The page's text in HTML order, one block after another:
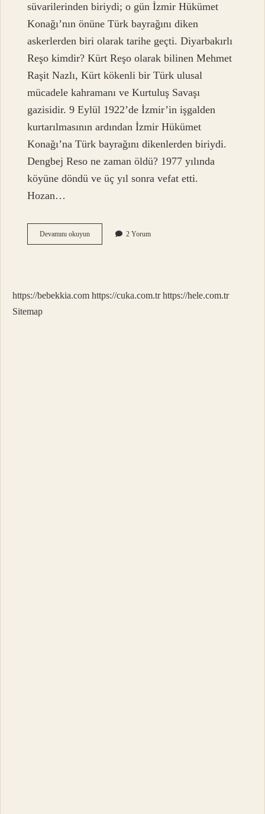
süvarilerinden biriydi; o gün İzmir Hükümet
Konağı’nın önüne Türk bayrağını diken
askerlerden biri olarak tarihe geçti. Diyarbakırlı
Reşo kimdir? Kürt Reşo olarak bilinen Mehmet
Raşit Nazlı, Kürt kökenli bir Türk ulusal
mücadele kahramanı ve Kurtuluş Savaşı
gazisidir. 9 Eylül 1922’de İzmir’in işgalden
kurtarılmasının ardından İzmir Hükümet
Konağı’na Türk bayrağını dikenlerden biriydi.
Dengbej Reso ne zaman öldü? 1977 yılında
köyüne döndü ve üç yıl sonra vefat etti.
Hozan…
Devamını okuyunKürt
Sanatçı
2 Yorum
https://bebekkia.com https://cuka.com.tr https://hele.com.tr
Sitemap